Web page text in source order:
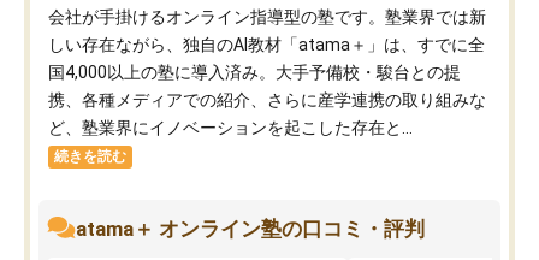
会社が手掛けるオンライン指導型の塾です。塾業界では新
しい存在ながら、独自のAI教材「atama＋」は、すでに全
国4,000以上の塾に導入済み。大手予備校・駿台との提
携、各種メディアでの紹介、さらに産学連携の取り組みな
ど、塾業界にイノベーションを起こした存在と...
続きを読む
atama＋ オンライン塾の口コミ・評判